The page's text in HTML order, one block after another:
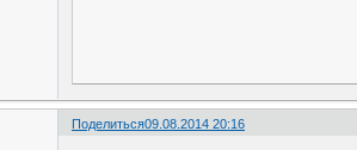
Поделиться09.08.2014 20:16